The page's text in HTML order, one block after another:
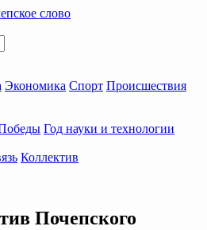
Экономика Спорт Происшествия
Год науки и технологии
Коллектив
Почепского